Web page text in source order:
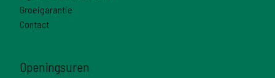
Groeigarantie
Contact
Openingsuren